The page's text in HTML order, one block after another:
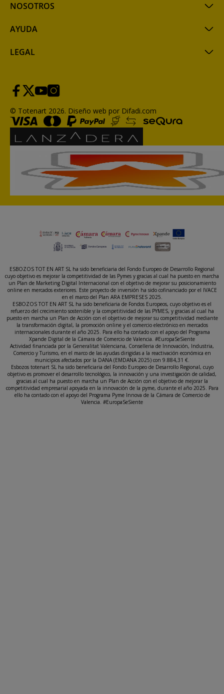
NOSOTROS
AYUDA
LEGAL
© Totenart 2026. Diseño web por Difadi.com
ESBOZOS TOT EN ART SL ha sido beneficiaria del Fondo Europeo de Desarrollo Regional
cuyo objetivo es mejorar la competitividad de las Pymes y gracias al cual ha puesto en marcha
un Plan de Marketing Digital Internacional con el objetivo de mejorar su posicionamiento
online en mercados exteriores. Este proyecto de inversión ha sido cofinanciado por el IVACE
en el marco del Plan ARA EMPRESES 2025.
ESBOZOS TOT EN ART SL ha sido beneficiaria de Fondos Europeos, cuyo objetivo es el
refuerzo del crecimiento sostenible y la competitividad de las PYMES, y gracias al cual ha
puesto en marcha un Plan de Acción con el objetivo de mejorar su competitividad mediante
la transformación digital, la promoción online y el comercio electrónico en mercados
internacionales durante el año 2025. Para ello ha contado con el apoyo del Programa
Xpande Digital de la Cámara de Comercio de Valencia. #EuropaSeSiente
Actividad financiada por la Generalitat Valenciana, Conselleria de Innovación, Industria,
Comercio y Turismo, en el marco de las ayudas dirigidas a la reactivación económica en
municipios afectados por la DANA (EMDANA 2025) con 9.884,31 €.
Esbozos totenart SL ha sido beneficiaria del Fondo Europeo de Desarrollo Regional, cuyo
objetivo es promover el desarrollo tecnológico, la innovación y una investigación de calidad,
gracias al cual ha puesto en marcha un Plan de Acción con el objetivo de mejorar la
competitividad empresarial apoyada en la innovación de la pyme, durante el año 2025. Para
ello ha contado con el apoyo del Programa Pyme Innova de la Cámara de Comercio de
Valencia. #EuropaSeSiente